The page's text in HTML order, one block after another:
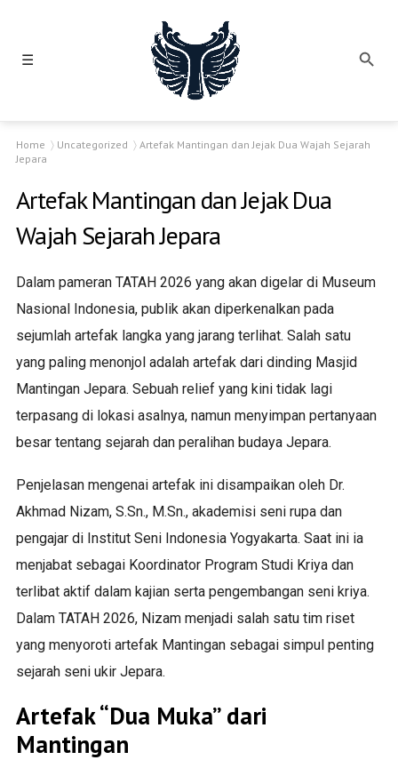
☰
Home Uncategorized
Artefak Mantingan dan Jejak Dua Wajah Sejarah
Jepara
Artefak Mantingan dan Jejak Dua
Wajah Sejarah Jepara
Dalam pameran TATAH 2026 yang akan digelar di Museum
Nasional Indonesia, publik akan diperkenalkan pada
sejumlah artefak langka yang jarang terlihat. Salah satu
yang paling menonjol adalah artefak dari dinding Masjid
Mantingan Jepara. Sebuah relief yang kini tidak lagi
terpasang di lokasi asalnya, namun menyimpan pertanyaan
besar tentang sejarah dan peralihan budaya Jepara.
Penjelasan mengenai artefak ini disampaikan oleh Dr.
Akhmad Nizam, S.Sn., M.Sn., akademisi seni rupa dan
pengajar di Institut Seni Indonesia Yogyakarta. Saat ini ia
menjabat sebagai Koordinator Program Studi Kriya dan
terlibat aktif dalam kajian serta pengembangan seni kriya.
Dalam TATAH 2026, Nizam menjadi salah satu tim riset
yang menyoroti artefak Mantingan sebagai simpul penting
sejarah seni ukir Jepara.
Artefak “Dua Muka” dari
Mantingan